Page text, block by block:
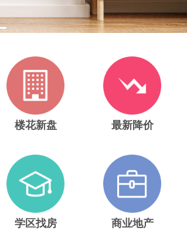
楼花新盘 最新降价
学区找房 商业地产